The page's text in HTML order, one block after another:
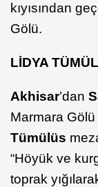
kıyısından
Gölü.
LİDYA
Akhisar’dan
Marmara Gölü
Tümülüs
“Höyük ve
toprak